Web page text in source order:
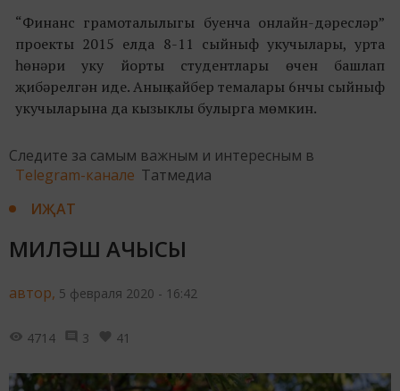
“Финанс грамоталылыгы буенча онлайн-дәресләр”
проекты 2015 елда 8-11 сыйныф укучылары, урта
һөнәри уку йорты студентлары өчен башлап
җибәрелгән иде. Аның кайбер темалары 6нчы сыйныф
укучыларына да кызыклы булырга мөмкин.
Следите за самым важным и интересным в
Telegram-канале Татмедиа
ИҖАТ
МИЛӘШ АЧЫСЫ
автор, 5 февраля 2020 - 16:42
4714 3 41